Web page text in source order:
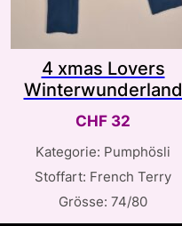
4 xmas Lovers
Winterwunderland
CHF 32
Kategorie: Pumphösli
Stoffart: French Terry
Grösse: 74/80